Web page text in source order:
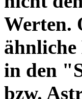
Werten.
in den
bzw.